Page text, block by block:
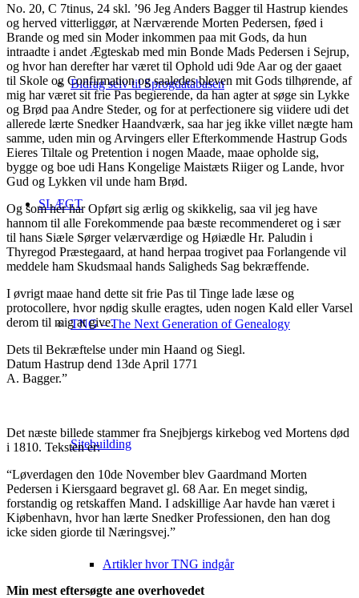
Bidrag selv til Sprogdatabasen
SLÆGT
TNG – The Next Generation of Genealogy
Sitebuilding
Artikler hvor TNG indgår
No. 20, C 7tinus, 24 skl. ’96 Jeg Anders Bagger til Hastrup kiendes
og herved vitterliggør, at Nærværende Morten Pedersen, føed i
Brande og med sin Moder inkommen paa mit Gods, da hun
intraadte i andet Ægteskab med min Bonde Mads Pedersen i Sejrup,
og hvor han derefter har været til Ophold udi 9de Aar og der gaaet
til Skole og Confirmation og saaledes bleven mit Gods tilhørende, af
mig har været sit frie Pas begierende, da han agter at søge sin Lykke
og Brød paa Andre Steder, og for at perfectionere sig viidere udi det
allerede lærte Snedker Haandværk, saa har jeg ikke villet nægte ham
samme, uden min og Arvingers eller Efterkommende Hastrup Gods
Eieres Tiltale og Pretention i nogen Maade, maae opholde sig,
bygge og boe udi Hans Kongelige Maistæts Riiger og Lande, hvor
Gud og Lykken vil unde ham Brød.
Og som her har Opført sig ærlig og skikkelig, saa vil jeg have
hannom til alle Forekommende paa bæste recommenderet og i sær
til hans Siæle Sørger velærværdige og Høiædle Hr. Paludin i
Thyregod Præstegaard, at hand herpaa trogivet paa Forlangende vil
meddele ham Skudsmaal hands Saligheds Sag bekræffende.
I øvrigt maae hand dette sit frie Pas til Tinge lade læse og
protocollere, hvor nødig skulle eragtes, uden nogen Kald eller Varsel
derom til mig at give.
Dets til Bekræftelse under min Haand og Siegl.
Datum Hastrup dend 13de April 1771
A. Bagger.”
Det næste billede stammer fra Snejbjergs kirkebog ved Mortens død
i 1810. Teksten er:
“Løverdagen den 10de November blev Gaardmand Morten
Pedersen i Kiersgaard begravet gl. 68 Aar. En meget sindig,
forstandig og retskaffen Mand. I adskillige Aar havde han været i
Kiøbenhavn, hvor han lærte Snedker Professionen, den han dog
icke siden giorde til Næringsvej.”
Min mest eftersøgte ane overhovedet